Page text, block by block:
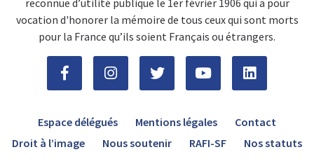
reconnue d’utilité publique le 1er février 1906 qui a pour
vocation d'honorer la mémoire de tous ceux qui sont morts
pour la France qu’ils soient Français ou étrangers.
Espace délégués Mentions légales
Contact
Droit à l’image
Nous soutenir RAFI-SF Nos statuts